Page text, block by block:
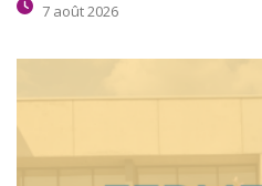
7 août 2026